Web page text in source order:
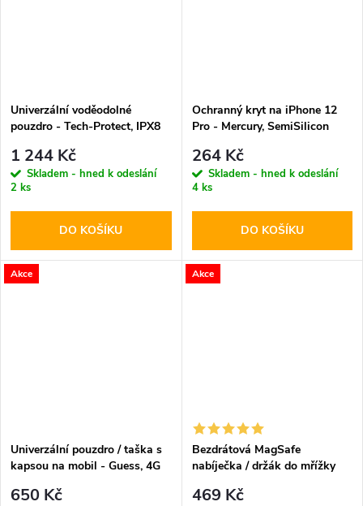
Univerzální voděodolné
pouzdro - Tech-Protect, IPX8
Gray
1 244 Kč
Skladem - hned k odeslání
2 ks
DO KOŠÍKU
Ochranný kryt na iPhone 12
Pro - Mercury, SemiSilicon
264 Kč
Skladem - hned k odeslání
4 ks
DO KOŠÍKU
Akce
Univerzální pouzdro / taška s
kapsou na mobil - Guess, 4G
650 Kč
Akce
Bezdrátová MagSafe
nabíječka / držák do mřížky
Ultrafast
469 Kč